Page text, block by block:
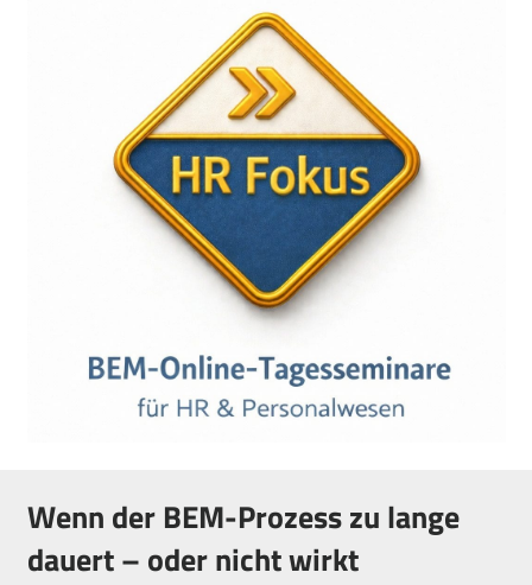
Wenn der BEM-Prozess zu lange
dauert – oder nicht wirkt